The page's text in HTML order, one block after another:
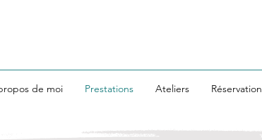
de moi Prestations Ateliers Réservation